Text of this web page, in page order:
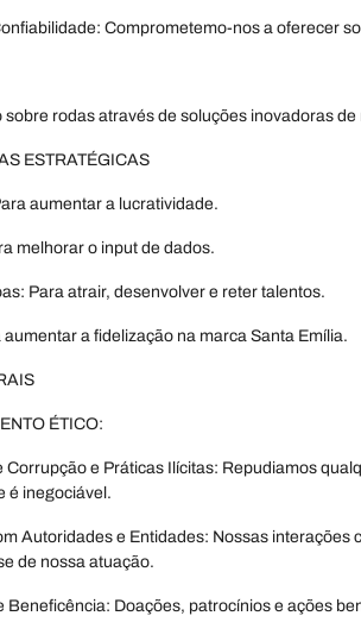
Comprometemo-nos a oferecer
sobre rodas através de soluções inovadoras de
ESTRATÉGICAS
aumentar a lucratividade.
melhorar o input de dados.
Para atrair, desenvolver e reter talentos.
a fidelização na marca Santa Emília.
ÉTICO:
Corrupção e Práticas Ilícitas: Repudiamos
é inegociável.
Autoridades e Entidades: Nossas
de nossa atuação.
Beneficência: Doações, patrocínios e ações